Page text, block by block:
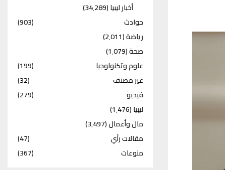
أخبار ليبيا(34٬289)
حوادث
(903)
رياضة(2٬011)
صحة(1٬079)
علوم وتكنولوجيا
(199)
غير مصنف
(32)
فيديو
(279)
ليبيا(1٬476)
مال وأعمال(3٬497)
مقالات رأي
(47)
منوعات
(367)